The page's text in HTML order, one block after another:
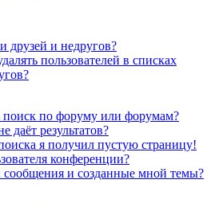
друзей и недругов?
пользователей в списках
по форуму или форумам?
даёт результатов?
я получил пустую страницу!
конференции?
и созданные мной темы?